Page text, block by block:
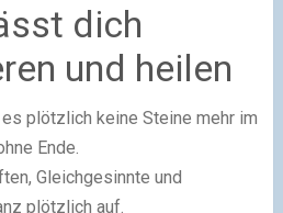
dich
und heilen
plötzlich keine Steine mehr im
Ende.
Gleichgesinnte und
plötzlich auf.